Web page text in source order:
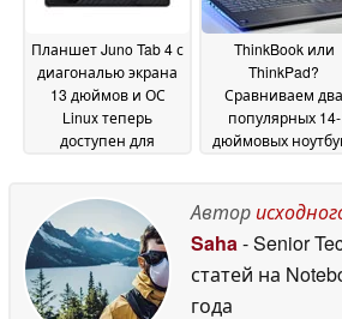
Планшет Juno Tab 4 с
диагональю экрана
13 дюймов и ОС
Linux теперь
доступен для
1 000 долларов
2026
ThinkBook или
ThinkPad?
Сравниваем два
популярных 14-
дюймовых
Автор
Saha- Senior
статей на
года